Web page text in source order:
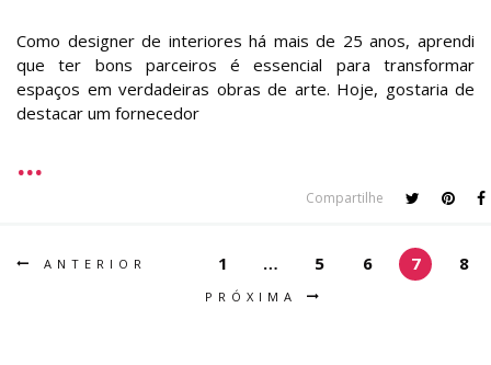
Como designer de interiores há mais de 25 anos, aprendi
que ter bons parceiros é essencial para transformar
espaços em verdadeiras obras de arte. Hoje, gostaria de
destacar um fornecedor
Compartilhe
ANTERIOR 1 … 5 6 7 8
PRÓXIMA